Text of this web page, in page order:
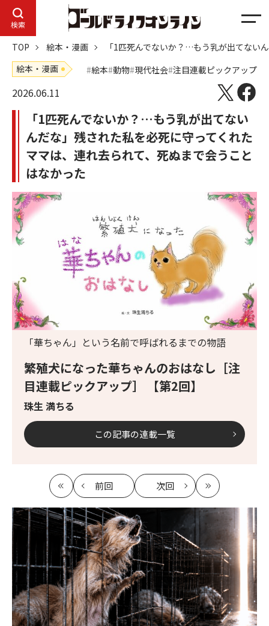
検索
メ
ュ
ー
TOP 絵本・漫画
「1匹死んでないか？…もう乳が出てない
絵本・漫画
絵本 動物 現代社会 注目連載ピックアップ
2026.06.11
「1匹死んでないか？…もう乳が出てない
んだな」残された私を必死に守ってくれた
ママは、連れ去られて、死ぬまで会うこと
はなかった
繁殖犬になった華ちゃんのおはなし［注
目連載ピックアップ］ 【第2回】
珠生 満ちる
「華ちゃん」という名前で呼ばれるまでの物語
この記事の連載一覧
最
初
前回
記
事
へ
次回
記
へ
最
新